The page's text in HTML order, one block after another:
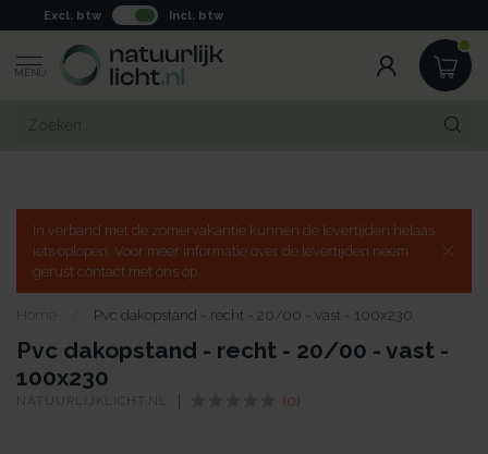
Excl. btw Incl. btw
MENU
In verband met de zomervakantie kunnen de levertijden helaas
iets oplopen. Voor meer informatie over de levertijden neem
gerust contact met ons op.
Home Pvc dakopstand - recht - 20/00 - vast - 100x230
Pvc dakopstand - recht - 20/00 - vast -
100x230
NATUURLIJKLICHT.NL (0)